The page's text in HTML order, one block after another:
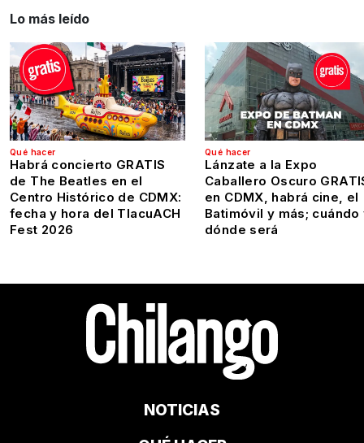
Lo más leído
Qué hacer
Habrá concierto GRATIS
de The Beatles en el
Centro Histórico de CDMX:
fecha y hora del TlacuACH
Fest 2026
Qué hacer
Lánzate a la Expo
Caballero Oscuro
en CDMX, habrá cine, el
Batimóvil y más; cuándo
dónde será
NOTICIAS